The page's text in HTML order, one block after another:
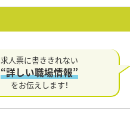
求人票に書ききれない
“詳しい職場情報”
をお伝えします！